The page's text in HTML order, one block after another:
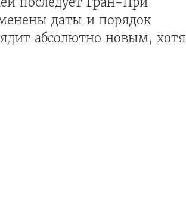
даты и порядок
абсолютно новым, хотя